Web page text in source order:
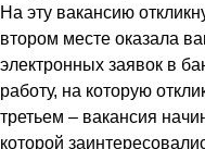
На эту вакансию
втором месте оказала
электронных заявок в
работу, на которую
третьем – вакансия
которой